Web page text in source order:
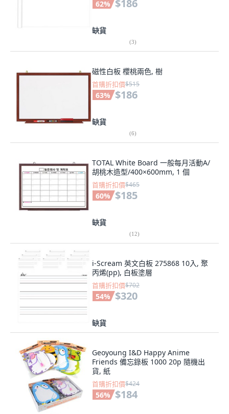
62% $186
缺貨
(3)
磁性白板 櫻桃兩色, 樹
首購折扣價$515
63% $186
缺貨
(6)
TOTAL White Board 一般每月活動A/
胡桃木造型/400×600mm, 1 個
首購折扣價$465
60% $185
缺貨
(12)
i-Scream 英文白板 275868 10入, 聚
丙烯(pp), 白板塗層
首購折扣價$702
54% $320
缺貨
Geoyoung I&D Happy Anime
Friends 備忘錄板 1000 20p 隨機出
貨, 紙
首購折扣價$424
56% $184